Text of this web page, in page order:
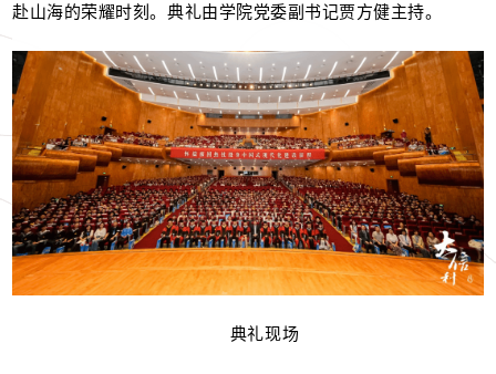
赴山海的荣耀时刻。典礼由学院党委副书记贾方健主持。
典礼现场